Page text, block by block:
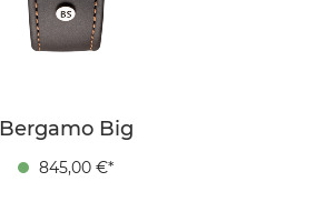
Bergamo Big
845,00 €*